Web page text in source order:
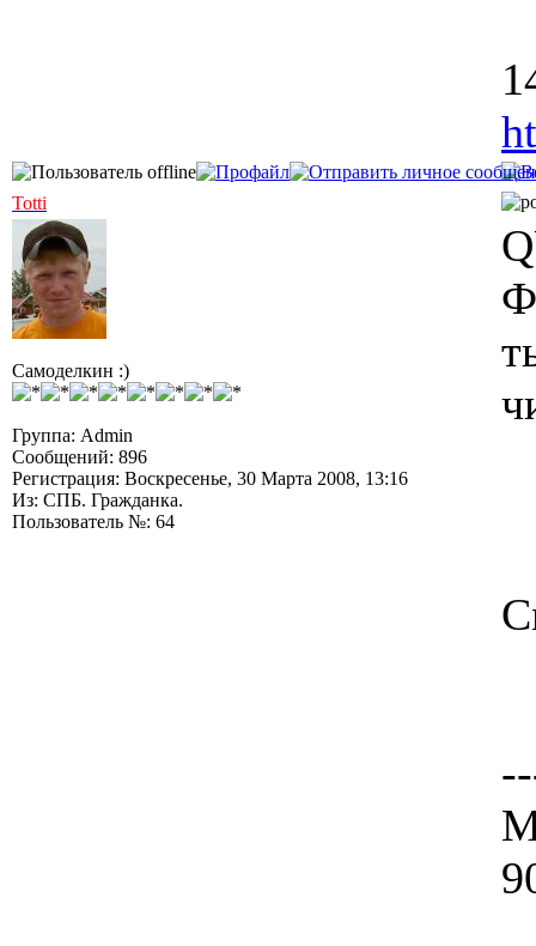
Totti
Самоделкин :)
Группа: Admin
Сообщений: 896
Регистрация: Воскресенье, 30 Марта 2008, 13:16
Из: СПБ. Гражданка.
Пользователь №: 64